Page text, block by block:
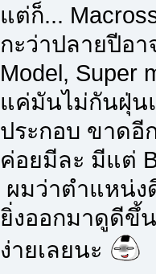
แต่ก็...
กะว่าปลายปีอา
Model, Super
แค่มันไม่กันฝุ่น
ประกอบ ขาดอี
ค่อยมีละ มีแต่
ผมว่าตำแหน่ง
ยิ่งออกมาดูดีขึ้
ง่ายเลยนะ